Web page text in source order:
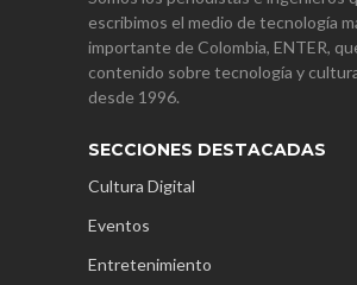
escribimos el medio de tecnología
importante de Colombia, ENTER,
contenido sobre tecnología y
desde 1996.
SECCIONES DESTACADAS
Cultura Digital
Eventos
Entretenimiento